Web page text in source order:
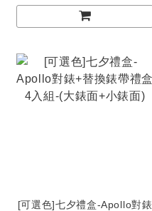
[可選色]七夕禮盒-Apollo對錶